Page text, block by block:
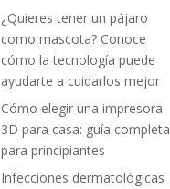
¿Quieres tener un pájaro
como mascota? Conoce
cómo la tecnología puede
ayudarte a cuidarlos mejor
Cómo elegir una impresora
3D para casa: guía completa
para principiantes
Infecciones dermatológicas